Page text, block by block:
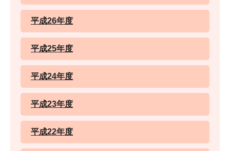
平成26年度
平成25年度
平成24年度
平成23年度
平成22年度